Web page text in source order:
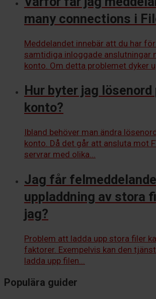
many connections i
Meddelandet innebär att du har
samtidiga inloggade anslutningar
konto. Om detta problemet dyker
Hur byter jag
konto?
Ibland behöver man ändra
konto. Då det går att ansluta mot
servrar med olika...
Jag får
uppladdning av stora
jag?
Problem att ladda upp stora filer
faktorer. Exempelvis kan den
ladda upp filen...
Populära guider